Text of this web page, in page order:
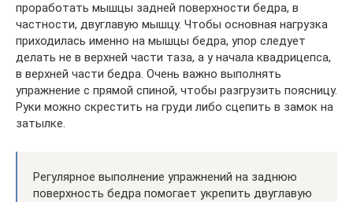
проработать мышцы задней поверхности бедра, в
частности, двуглавую мышцу. Чтобы основная нагрузка
приходилась именно на мышцы бедра, упор следует
делать не в верхней части таза, а у начала квадрицепса,
в верхней части бедра. Очень важно выполнять
упражнение с прямой спиной, чтобы разгрузить поясницу.
Руки можно скрестить на груди либо сцепить в замок на
затылке.
Регулярное выполнение упражнений на заднюю
поверхность бедра помогает укрепить двуглавую